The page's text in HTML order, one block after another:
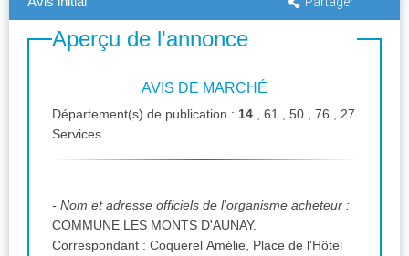
Aperçu de l'annonce
AVIS DE MARCHÉ
Département(s) de publication : 14
, 61 , 50 , 76 , 27
Services
- Nom et adresse officiels de l'organisme acheteur :
COMMUNE LES MONTS D'AUNAY.
Correspondant : Coquerel Amélie, Place de l'Hôtel